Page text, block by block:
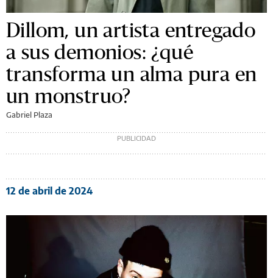
Dillom, un artista entregado
a sus demonios: ¿qué
transforma un alma pura en
un monstruo?
Gabriel Plaza
12 de abril de 2024